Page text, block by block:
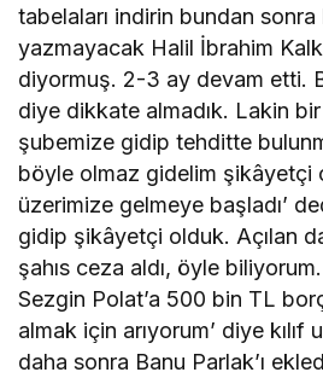
tabelaları indirin bundan
yazmayacak Halil İbrahim
diyormuş. 2-3 ay devam etti.
diye dikkate almadık. Lakin
şubemize gidip tehditte
böyle olmaz gidelim şikâyetçi
üzerimize gelmeye başladı’
gidip şikâyetçi olduk. Açılan
şahıs ceza aldı, öyle biliyorum.
Sezgin Polat’a 500 bin TL
almak için arıyorum’ diye kılıf
daha sonra Banu Parlak’ı